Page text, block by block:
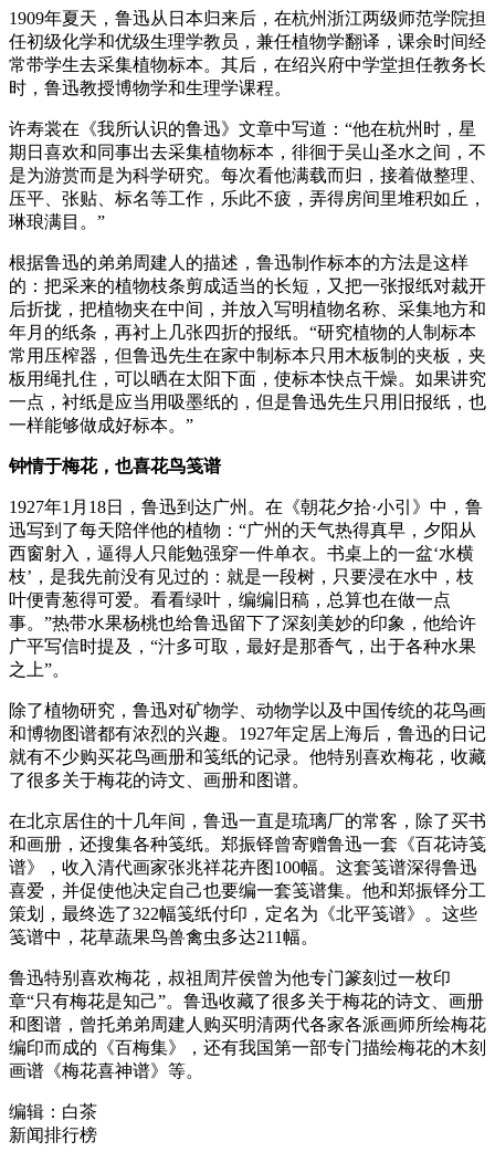
1909年夏天，鲁迅从日本归来后，在杭州浙江两级师范学院担
任初级化学和优级生理学教员，兼任植物学翻译，课余时间经
常带学生去采集植物标本。其后，在绍兴府中学堂担任教务长
时，鲁迅教授博物学和生理学课程。
许寿裳在《我所认识的鲁迅》文章中写道：“他在杭州时，星
期日喜欢和同事出去采集植物标本，徘徊于吴山圣水之间，不
是为游赏而是为科学研究。每次看他满载而归，接着做整理、
压平、张贴、标名等工作，乐此不疲，弄得房间里堆积如丘，
琳琅满目。”
根据鲁迅的弟弟周建人的描述，鲁迅制作标本的方法是这样
的：把采来的植物枝条剪成适当的长短，又把一张报纸对裁开
后折拢，把植物夹在中间，并放入写明植物名称、采集地方和
年月的纸条，再衬上几张四折的报纸。“研究植物的人制标本
常用压榨器，但鲁迅先生在家中制标本只用木板制的夹板，夹
板用绳扎住，可以晒在太阳下面，使标本快点干燥。如果讲究
一点，衬纸是应当用吸墨纸的，但是鲁迅先生只用旧报纸，也
一样能够做成好标本。”
钟情于梅花，也喜花鸟笺谱
1927年1月18日，鲁迅到达广州。在《朝花夕拾·小引》中，鲁
迅写到了每天陪伴他的植物：“广州的天气热得真早，夕阳从
西窗射入，逼得人只能勉强穿一件单衣。书桌上的一盆‘水横
枝’，是我先前没有见过的：就是一段树，只要浸在水中，枝
叶便青葱得可爱。看看绿叶，编编旧稿，总算也在做一点
事。”热带水果杨桃也给鲁迅留下了深刻美妙的印象，他给许
广平写信时提及，“汁多可取，最好是那香气，出于各种水果
之上”。
除了植物研究，鲁迅对矿物学、动物学以及中国传统的花鸟画
和博物图谱都有浓烈的兴趣。1927年定居上海后，鲁迅的日记
就有不少购买花鸟画册和笺纸的记录。他特别喜欢梅花，收藏
了很多关于梅花的诗文、画册和图谱。
在北京居住的十几年间，鲁迅一直是琉璃厂的常客，除了买书
和画册，还搜集各种笺纸。郑振铎曾寄赠鲁迅一套《百花诗笺
谱》，收入清代画家张兆祥花卉图100幅。这套笺谱深得鲁迅
喜爱，并促使他决定自己也要编一套笺谱集。他和郑振铎分工
策划，最终选了322幅笺纸付印，定名为《北平笺谱》。这些
笺谱中，花草蔬果鸟兽禽虫多达211幅。
鲁迅特别喜欢梅花，叔祖周芹侯曾为他专门篆刻过一枚印
章“只有梅花是知己”。鲁迅收藏了很多关于梅花的诗文、画册
和图谱，曾托弟弟周建人购买明清两代各家各派画师所绘梅花
编印而成的《百梅集》，还有我国第一部专门描绘梅花的木刻
画谱《梅花喜神谱》等。
编辑：白茶
新闻排行榜